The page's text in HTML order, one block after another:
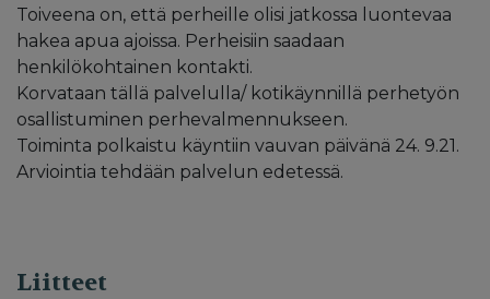
Toiveena on, että perheille olisi jatkossa luontevaa
hakea apua ajoissa. Perheisiin saadaan
henkilökohtainen kontakti.
Korvataan tällä palvelulla/ kotikäynnillä perhetyön
osallistuminen perhevalmennukseen.
Toiminta polkaistu käyntiin vauvan päivänä 24. 9.21.
Arviointia tehdään palvelun edetessä.
Liitteet